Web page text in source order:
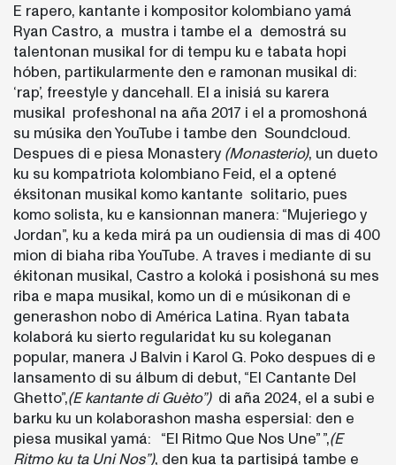
E rapero, kantante i kompositor kolombiano yamá
Ryan Castro, a mustra i tambe el a demostrá su
talentonan musikal for di tempu ku e tabata hopi
hóben, partikularmente den e ramonan musikal di:
‘rap’, freestyle y dancehall. El a inisiá su karera
musikal profeshonal na aña 2017 i el a promoshoná
su músika den YouTube i tambe den Soundcloud.
Despues di e piesa Monastery (Monasterio), un dueto
ku su kompatriota kolombiano Feid, el a optené
éksitonan musikal komo kantante solitario, pues
komo solista, ku e kansionnan manera: “Mujeriego y
Jordan”, ku a keda mirá pa un oudiensia di mas di 400
mion di biaha riba YouTube. A traves i mediante di su
ékitonan musikal, Castro a koloká i posishoná su mes
riba e mapa musikal, komo un di e músikonan di e
generashon nobo di América Latina. Ryan tabata
kolaborá ku sierto regularidat ku su koleganan
popular, manera J Balvin i Karol G. Poko despues di e
lansamento di su álbum di debut, “El Cantante Del
Ghetto”,(E kantante di Guèto”) di aña 2024, el a subi e
barku ku un kolaborashon masha espersial: den e
piesa musikal yamá: “El Ritmo Que Nos Une” ”,(E
Ritmo ku ta Uni Nos”), den kua ta partisipá tambe e